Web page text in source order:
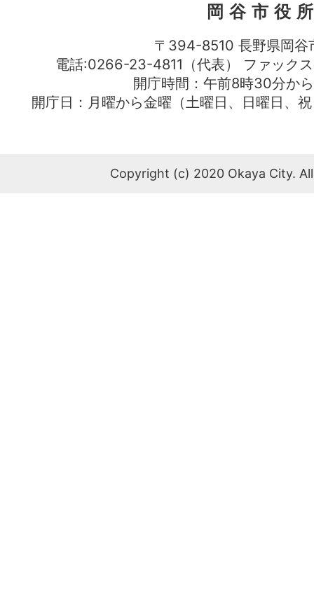
岡谷市役
〒394-8510 長野県岡谷
電話:0266-23-4811（代表） ファッ
開庁時間：午前8時30分か
開庁日：月曜から金曜（土曜日、日曜日、
Copyright (c) 2020 Okaya City.